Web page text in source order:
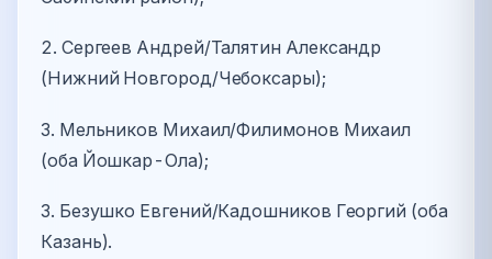
2. Сергеев Андрей/Талятин Александр
(Нижний Новгород/Чебоксары);
3. Мельников Михаил/Филимонов Михаил
(оба Йошкар-Ола);
3. Безушко Евгений/Кадошников Георгий (оба
Казань).